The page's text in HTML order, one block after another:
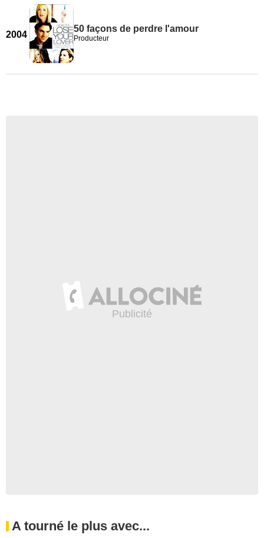
2004
50 façons de perdre l'amour
Producteur
A tourné le plus avec...